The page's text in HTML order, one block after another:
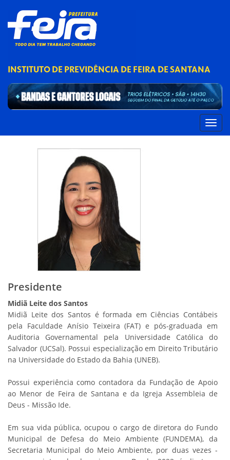
INSTITUTO DE PREVIDÊNCIA DE FEIRA DE SANTANA
Presidente
Midiã Leite dos Santos
Midiã Leite dos Santos é formada em Ciências Contábeis
pela Faculdade Anísio Teixeira (FAT) e pós-graduada em
Auditoria Governamental pela Universidade Católica do
Salvador (UCSal). Possui especialização em Direito Tributário
na Universidade do Estado da Bahia (UNEB).
Possui experiência como contadora da Fundação de Apoio
ao Menor de Feira de Santana e da Igreja Assembleia de
Deus - Missão Ide.
Em sua vida pública, ocupou o cargo de diretora do Fundo
Municipal de Defesa do Meio Ambiente (FUNDEMA), da
Secretaria Municipal do Meio Ambiente, por duas vezes -